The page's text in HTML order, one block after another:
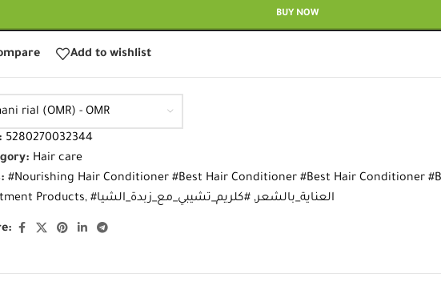
BUY NOW
Add to wishlist
rial (OMR) - OMR
5280270032344
Hair care
#Nourishing Hair Conditioner #Best Hair Conditioner #Best Hair Conditioner
Products, #العناية_بالشعر, #كلريم_تشيبي_مع_زبدة_الشيا